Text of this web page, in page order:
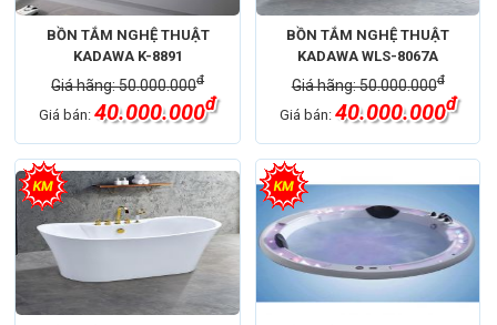
BỒN TẮM NGHỆ THUẬT
KADAWA K-8891
Giá hãng: 50.000.000đ
Giá bán:40.000.000đ
BỒN TẮM NGHỆ THUẬT
KADAWA WLS-8067A
Giá hãng: 50.000.000đ
Giá bán: 40.000.000đ